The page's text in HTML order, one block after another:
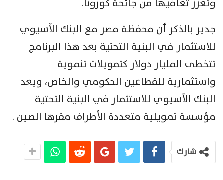
جدير بالذكر أن محفظة مصر مع البنك الآسيوي
للاستثمار في البنية التحتية بعد هذا البرنامج
تتخطى المليار دولار كتمويلات تنموية
واستثمارية للقطاعين الحكومي والخاص، ويعد
البنك الآسيوي للاستثمار في البنية التحتية
مؤسسة تمويلية متعددة الأطراف مقرها الصين .
شارك